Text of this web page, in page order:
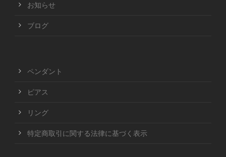
お知らせ
ブログ
ペンダント
ピアス
リング
特定商取引に関する法律に基づく表示